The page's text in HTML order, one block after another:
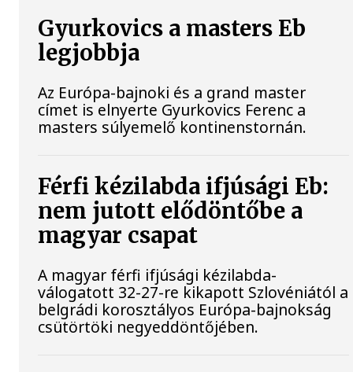
Gyurkovics a masters Eb
legjobbja
Az Európa-bajnoki és a grand master
címet is elnyerte Gyurkovics Ferenc a
masters súlyemelő kontinenstornán.
Férfi kézilabda ifjúsági Eb:
nem jutott elődöntőbe a
magyar csapat
A magyar férfi ifjúsági kézilabda-
válogatott 32-27-re kikapott Szlovéniától a
belgrádi korosztályos Európa-bajnokság
csütörtöki negyeddöntőjében.